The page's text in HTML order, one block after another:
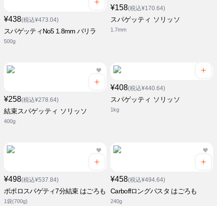
¥438(税込¥473.04)
スパゲッティNo5 1.8mm バリラ
500g
¥158(税込¥170.64)
スパゲッティ ソリッソ
1.7mm
¥258(税込¥278.64)
結束スパゲッティ ソリッソ
400g
¥408(税込¥440.64)
スパゲッティ ソリッソ
1kg
¥498(税込¥537.84)
ポポロスパゲティ7分結束 はごろも
1袋(700g)
¥458(税込¥494.64)
Carboffロングパスタ はごろも
240g